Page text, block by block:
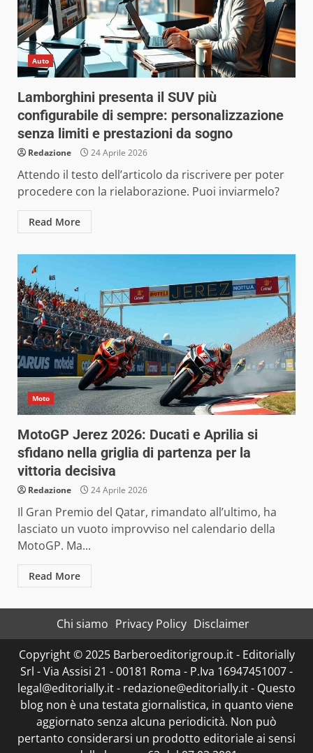
Auto
Lamborghini presenta il SUV più
configurabile di sempre: personalizzazione
senza limiti e prestazioni da sogno
Redazione 24 Aprile 2026
Attendo il testo dell’articolo da riscrivere per poter
procedere con la rielaborazione. Puoi inviarmelo?
Read More
Moto
MotoGP Jerez 2026: Ducati e Aprilia si
sfidano nella griglia di partenza per la
vittoria decisiva
Redazione 24 Aprile 2026
Il Gran Premio del Qatar, rimandato all’ultimo, ha
lasciato un vuoto improvviso nel calendario della
MotoGP. Ma...
Read More
Chi siamo Privacy Policy Disclaimer
Copyright © 2025 Barberoeditorigroup.it - Editorially
Srl - Via Assisi 21 - 00181 Roma - P.Iva 16947451007 -
legal@editorially.it - redazione@editorially.it - Questo
blog non è una testata giornalistica, in quanto viene
aggiornato senza alcuna periodicità. Non può
pertanto considerarsi un prodotto editoriale ai sensi